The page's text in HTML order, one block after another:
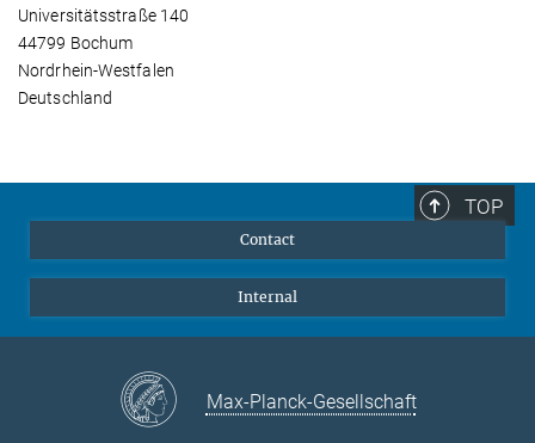
Universitätsstraße 140
44799 Bochum
Nordrhein-Westfalen
Deutschland
TOP
Contact
Internal
Max-Planck-Gesellschaft